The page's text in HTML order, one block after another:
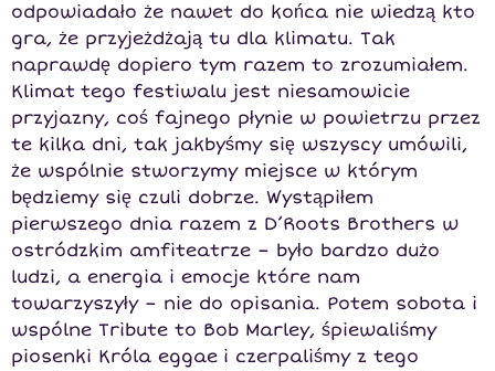
odpowiadało że nawet do końca nie wiedzą kto
gra, że przyjeżdżają tu dla klimatu. Tak
naprawdę dopiero tym razem to zrozumiałem.
Klimat tego festiwalu jest niesamowicie
przyjazny, coś fajnego płynie w powietrzu przez
te kilka dni, tak jakbyśmy się wszyscy umówili,
że wspólnie stworzymy miejsce w którym
będziemy się czuli dobrze. Wystąpiłem
pierwszego dnia razem z D’Roots Brothers w
ostródzkim amfiteatrze – było bardzo dużo
ludzi, a energia i emocje które nam
towarzyszyły – nie do opisania. Potem sobota i
wspólne Tribute to Bob Marley, śpiewaliśmy
piosenki Króla eggae i czerpaliśmy z tego